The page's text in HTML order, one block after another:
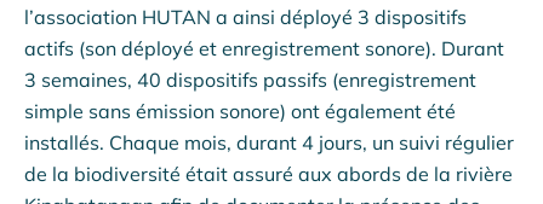
l’association HUTAN a ainsi déployé 3 dispositifs
actifs (son déployé et enregistrement sonore). Durant
3 semaines, 40 dispositifs passifs (enregistrement
simple sans émission sonore) ont également été
installés. Chaque mois, durant 4 jours, un suivi régulier
de la biodiversité était assuré aux abords de la rivière